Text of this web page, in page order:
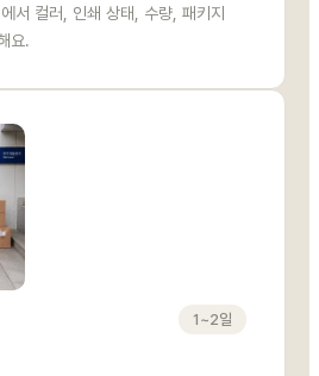
서 컬러, 인쇄 상태, 수량, 패키지
요.
1~2일